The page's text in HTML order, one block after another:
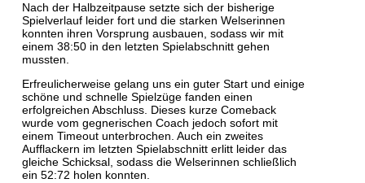
Nach der Halbzeitpause setzte sich der bisherige
Spielverlauf leider fort und die starken Welserinnen
konnten ihren Vorsprung ausbauen, sodass wir mit
einem 38:50 in den letzten Spielabschnitt gehen
mussten.
Erfreulicherweise gelang uns ein guter Start und einige
schöne und schnelle Spielzüge fanden einen
erfolgreichen Abschluss. Dieses kurze Comeback
wurde vom gegnerischen Coach jedoch sofort mit
einem Timeout unterbrochen. Auch ein zweites
Aufflackern im letzten Spielabschnitt erlitt leider das
gleiche Schicksal, sodass die Welserinnen schließlich
ein 52:72 holen konnten.